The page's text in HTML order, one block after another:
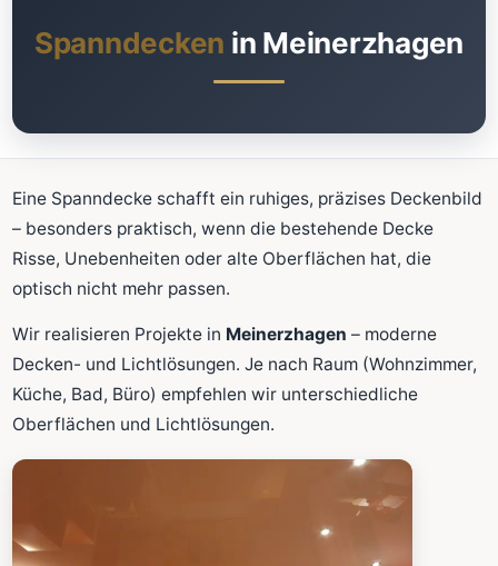
Schnellrechner
FLÄCHE (M²)
Zum Rechner
Fläche wird in den großen Rechner übernommen.
Spanndecken in Meinerzhagen
Eine Spanndecke schafft ein ruhiges, präzises Deckenbild
– besonders praktisch, wenn die bestehende Decke
Risse, Unebenheiten oder alte Oberflächen hat, die
optisch nicht mehr passen.
Wir realisieren Projekte in Meinerzhagen – moderne
Decken- und Lichtlösungen. Je nach Raum (Wohnzimmer,
Küche, Bad, Büro) empfehlen wir unterschiedliche
Oberflächen und Lichtlösungen.